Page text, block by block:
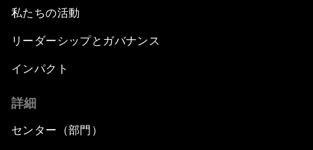
私たちの活動
リーダーシップとガバナンス
インパクト
詳細
センター（部門）